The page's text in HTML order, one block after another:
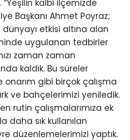
kalbi ilçemizde
Başkanı Ahmet Poyraz;
etkisi altına alan
uygulanan tedbirler
zaman zaman
kaldık. Bu süreler
onarım gibi birçok çalışma
ve bahçelerimizi yeniledik.
rutin çalışmalarımıza ek
daha sık kullanılan
düzenlemelerimizi yaptık.